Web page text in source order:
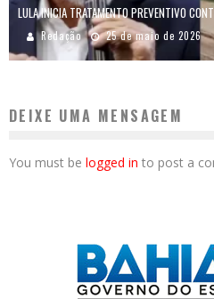
LULA INICIA TRATAMENTO PREVENTIVO
Redação 25 de maio de 2026
DEIXE UMA MENSAGEM
You must be logged in to post a